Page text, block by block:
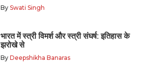
By Swati Singh
भारत में स्त्री विमर्श और स्त्री संघर्ष: इतिहास के
झरोखे से
By Deepshikha Banaras